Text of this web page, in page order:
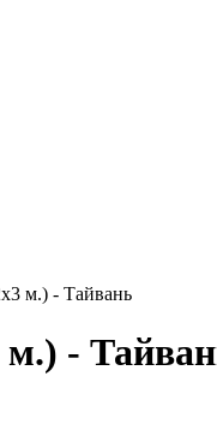
м.) - Тайвань
м.) -